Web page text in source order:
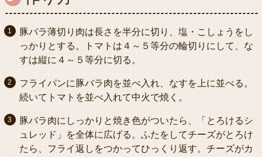
豚バラ薄切り肉は長さを半分に切り、塩・こしょうをし
っかりとする。トマトは４～５等分の輪切りにして、な
すは縦に４～５等分に切る。
フライパンに豚バラ肉を並べ入れ、なすを上に並べる。
続いてトマトを並べ入れて中火で焼く。
豚バラ肉にしっかりと焼き色がついたら、「とろけるシ
ュレッド」を全体に広げる。ふたをしてチーズがとろけ
たら、フライ返しをつかってひっくり返す。チーズがカ